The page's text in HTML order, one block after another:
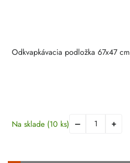
Odkvapkávacia podložka 67x47 cm
Na sklade (10 ks)